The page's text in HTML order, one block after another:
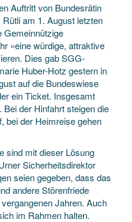
Auftritt von Bundesrätin
am 1. August letzten
Gemeinnützige
«eine würdige, attraktive
Dies gab SGG-
Huber-Hotz gestern in
auf die Bundeswiese
ein Ticket. Insgesamt
der Hinfahrt steigen die
bei der Heimreise gehen
sind mit dieser Lösung
Sicherheitsdirektor
seien gegeben, dass das
andere Störenfriede
Jahren. Auch
im Rahmen halten.